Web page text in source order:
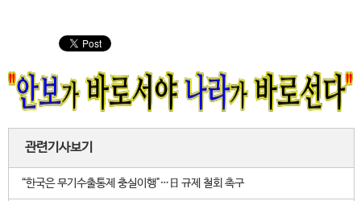
관련기사보기
“한국은 무기수출통제 충실이행"…日 규제 철회 촉구